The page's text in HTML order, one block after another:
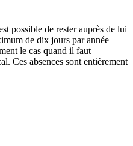
possible de rester auprès de lui
de dix jours par année
le cas quand il faut
Ces absences sont entièrement